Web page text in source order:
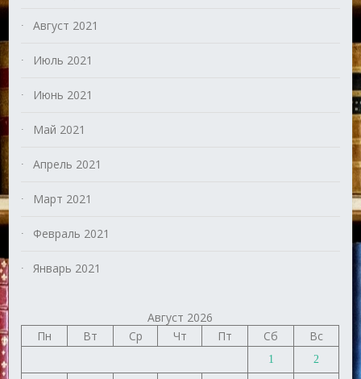
Август 2021
Июль 2021
Июнь 2021
Май 2021
Апрель 2021
Март 2021
Февраль 2021
Январь 2021
Август 2026
Пн
Вт Ср Чт Пт Сб Вс
1 2